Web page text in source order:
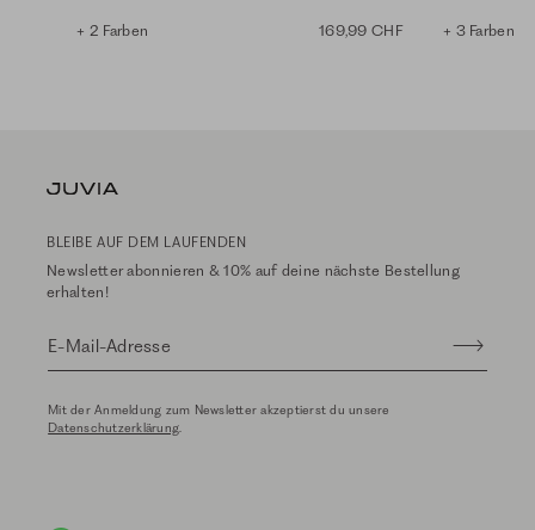
+ 2 Farben 169,99 CHF + 3 Farben
BLEIBE AUF DEM LAUFENDEN
Newsletter abonnieren & 10% auf deine nächste Bestellung
erhalten!
E-Mail-Adresse
Mit der Anmeldung zum Newsletter akzeptierst du unsere
Datenschutzerklärung.